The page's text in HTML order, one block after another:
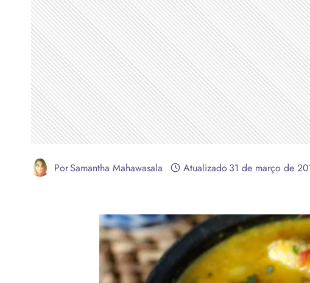
PorSamantha Mahawasala Atualizado31 de março de